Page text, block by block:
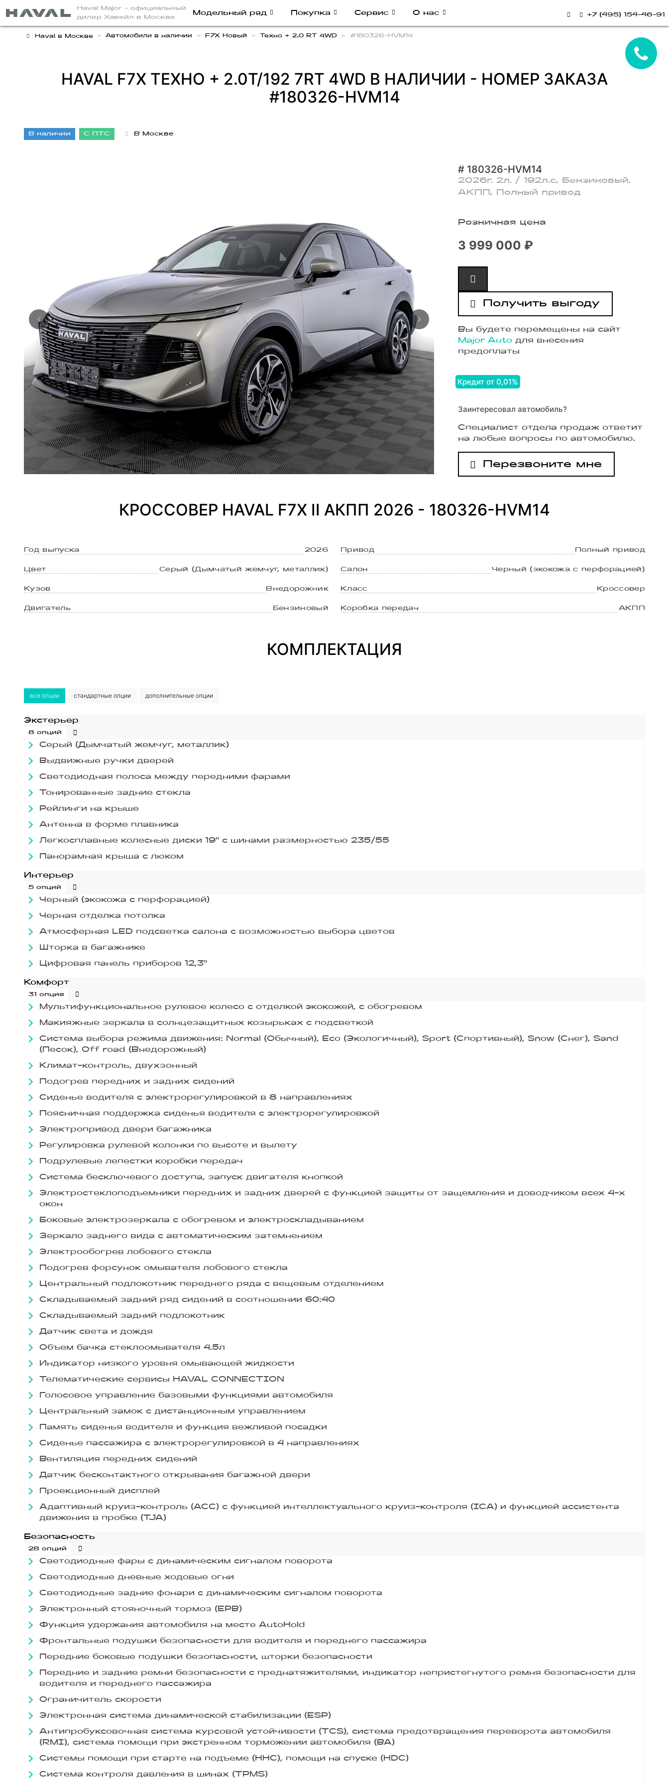
Haval Major - официальный
дилер Хавейл в Москве
Модельный ряд Покупка Сервис О нас +7 (495) 154-46-91
Haval в Москве Автомобили в наличии F7X Новый Техно + 2.0 RT 4WD #180326-HVM14
HAVAL F7X ТЕХНО + 2.0T/192 7RT 4WD В НАЛИЧИИ - НОМЕР ЗАКАЗА
#180326-HVM14
В наличии С ПТС В Москве
# 180326-HVM14
2026г. 2л. / 192л.с, Бензиновый.
АКПП, Полный привод
Розничная цена
3 999 000 ₽
Получить выгоду
Вы будете перемещены на сайт
Major Auto для внесения
предоплаты
Кредит от 0,01%
Заинтересовал автомобиль?
Специалист отдела продаж ответит
на любые вопросы по автомобилю.
Перезвоните мне
КРОССОВЕР HAVAL F7X II АКПП 2026 - 180326-HVM14
Год выпуска 2026
Цвет Серый (Дымчатый жемчуг, металлик)
Кузов Внедорожник
Двигатель Бензиновый
Привод Полный привод
Салон Черный (экокожа с перфорацией)
Класс Кроссовер
Коробка передач АКПП
КОМПЛЕКТАЦИЯ
все опции стандартные опции дополнительные опции
Экстерьер
8 опций
Серый (Дымчатый жемчуг, металлик)
Выдвижные ручки дверей
Светодиодная полоса между передними фарами
Тонированные задние стекла
Рейлинги на крыше
Антенна в форме плавника
Легкосплавные колесные диски 19" с шинами размерностью 235/55
Панорамная крыша с люком
Интерьер
5 опций
Черный (экокожа с перфорацией)
Черная отделка потолка
Атмосферная LED подсветка салона с возможностью выбора цветов
Шторка в багажнике
Цифровая панель приборов 12,3"
Комфорт
31 опция
Мультифункциональное рулевое колесо с отделкой экокожей, с обогревом
Макияжные зеркала в солнцезащитных козырьках с подсветкой
Система выбора режима движения: Normal (Обычный), Eco (Экологичный), Sport (Спортивный), Snow (Снег), Sand
(Песок), Off road (Внедорожный)
Климат-контроль, двухзонный
Подогрев передних и задних сидений
Сиденье водителя с электрорегулировкой в 8 направлениях
Поясничная поддержка сиденья водителя с электрорегулировкой
Электропривод двери багажника
Регулировка рулевой колонки по высоте и вылету
Подрулевые лепестки коробки передач
Система бесключевого доступа, запуск двигателя кнопкой
Электростеклоподъемники передних и задних дверей с функцией защиты от защемления и доводчиком всех 4-х
окон
Боковые электрозеркала с обогревом и электроскладыванием
Зеркало заднего вида с автоматическим затемнением
Электрообогрев лобового стекла
Подогрев форсунок омывателя лобового стекла
Центральный подлокотник переднего ряда с вещевым отделением
Складываемый задний ряд сидений в соотношении 60:40
Складываемый задний подлокотник
Датчик света и дождя
Объем бачка стеклоомывателя 4.5л
Индикатор низкого уровня омывающей жидкости
Телематические сервисы HAVAL CONNECTION
Голосовое управление базовыми функциями автомобиля
Центральный замок с дистанционным управлением
Память сиденья водителя и функция вежливой посадки
Сиденье пассажира с электрорегулировкой в 4 направлениях
Вентиляция передних сидений
Датчик бесконтактного открывания багажной двери
Проекционный дисплей
Адаптивный круиз-контроль (ACC) с функцией интеллектуального круиз-контроля (ICA) и функцией ассистента
движения в пробке (TJA)
Безопасность
28 опций
Светодиодные фары с динамическим сигналом поворота
Светодиодные дневные ходовые огни
Светодиодные задние фонари с динамическим сигналом поворота
Электронный стояночный тормоз (EPB)
Функция удержания автомобиля на месте AutoHold
Фронтальные подушки безопасности для водителя и переднего пассажира
Передние боковые подушки безопасности, шторки безопасности
Передние и задние ремни безопасности с преднатяжителями, индикатор непристегнутого ремня безопасности для
водителя и переднего пассажира
Ограничитель скорости
Электронная система динамической стабилизации (ESP)
Антипробуксовочная система курсовой устойчивости (TCS), система предотвращения переворота автомобиля
(RMI), система помощи при экстренном торможении автомобиля (BA)
Системы помощи при старте на подъеме (HHC), помощи на спуске (HDC)
Система контроля давления в шинах (TPMS)